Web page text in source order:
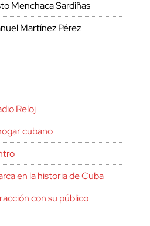
Menchaca Sardiñas
Martínez Pérez
Reloj
cubano
en la historia de Cuba
con su público